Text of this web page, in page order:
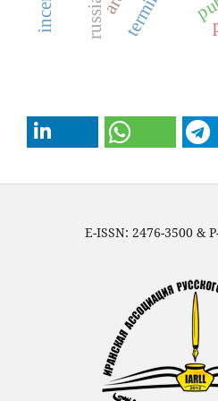
E-ISSN: 2476-3500 &